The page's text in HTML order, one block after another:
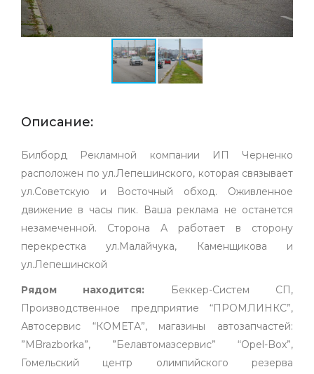
Описание:
Билборд Рекламной компании ИП Черненко
расположен по ул.Лепешинского, которая связывает
ул.Советскую и Восточный обход. Оживленное
движение в часы пик. Ваша реклама не останется
незамеченной. Сторона А работает в сторону
перекрестка ул.Малайчука, Каменщикова и
ул.Лепешинской
Рядом находится: Беккер-Систем СП,
Производственное предприятие “ПРОМЛИНКС”,
Автосервис “КОМЕТА”, магазины автозапчастей:
”MBrazborka”, ”Белавтомазсервис” “Opel-Box”,
Гомельский центр олимпийского резерва